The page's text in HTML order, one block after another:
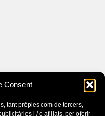
Consent
tant pròpies com de tercers,
i / o afiliats, per oferir